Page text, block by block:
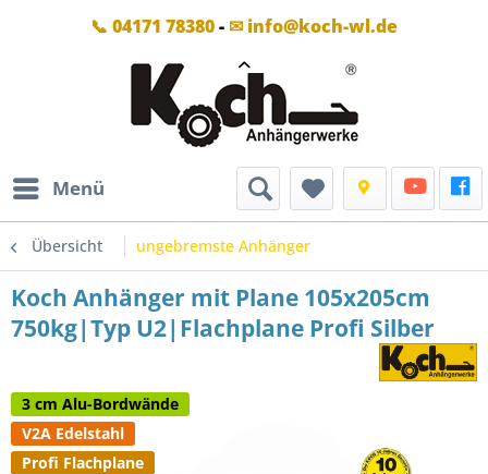
📞 04171 78380- ✉ info@koch-wl.de
Menü
Übersicht ungebremste Anhänger
Koch Anhänger mit Plane 105x205cm
750kg|Typ U2|Flachplane Profi Silber
3 cm Alu-Bordwände
V2A Edelstahl
Profi Flachplane